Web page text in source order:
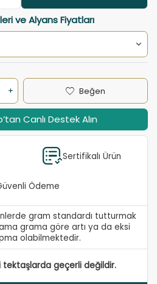
ve Alyans Fiyatları
Beğen
Canlı Destek Alın
Sertifikalı Ürün
Ödeme
gram standardı tutturmak
grama göre artı ya da eksi
olabilmektedir.
tektaşlarda geçerli değildir.